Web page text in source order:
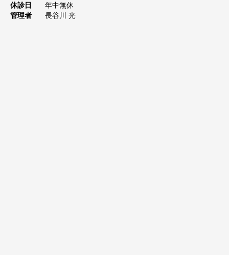
休診日
年中無休
管理者
長谷川 光